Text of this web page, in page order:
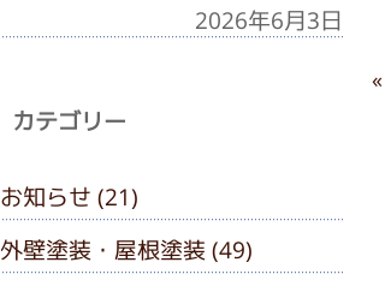
2026年6月3日
カテゴリー
お知らせ (21)
外壁塗装・屋根塗装 (49)